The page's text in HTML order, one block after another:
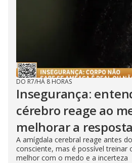
DO R7/HÁ 8 HORAS
Insegurança:
cérebro reage ao
melhorar a
A amígdala cerebral reage antes
consciente, mas é possível treinar
melhor com o medo e a incerteza